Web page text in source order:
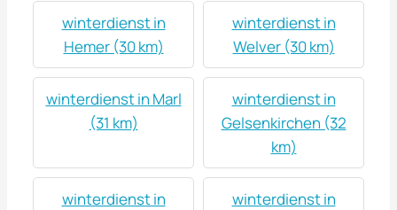
winterdienst in
Hemer (30 km)
winterdienst in
Welver (30 km)
winterdienst in Marl
(31 km)
winterdienst in
Gelsenkirchen (32
km)
winterdienst in
winterdienst in